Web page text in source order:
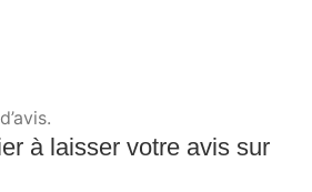
à laisser votre avis sur